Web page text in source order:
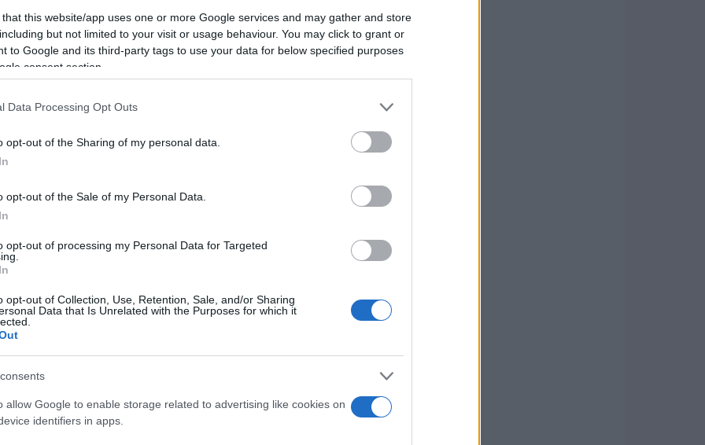
that this website/app uses one or more Google services and may gather and store
but not limited to your visit or usage behaviour. You may click to grant or
to Google and its third-party tags to use your data for below specified purposes
consent section.
Data Processing Opt Outs
opt-out of the Sharing of my personal data.
opt-out of the Sale of my Personal Data.
opt-out of processing my Personal Data for Targeted
opt-out of Collection, Use, Retention, Sale, and/or Sharing
Data that Is Unrelated with the Purposes for which it
allow Google to enable storage related to advertising like cookies on
identifiers in apps.
esenciales para lograr un pollo asado con
obtener resultados profesionales en tu
sabor y humedad al pollo. Un marinado de
profundamente en la carne. Utiliza una
limón
y añade el pollo, asegurándote de que